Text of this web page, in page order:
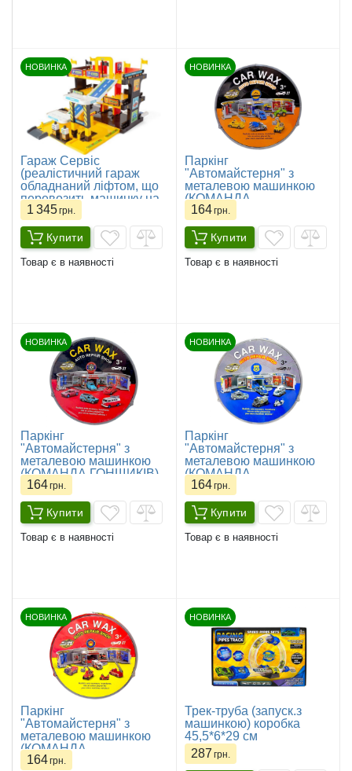
НОВИНКА
Гараж Сервіс
(реалістичний гараж
обладнаний ліфтом, що
перевозить машинку на
потрібний поверх,
рампою, авто мийкою,
автозаправкою,
станцією
техобслуговування і
1 345грн.
Купити
Товар є в наявності
НОВИНКА
Паркінг
"Автомайстерня" з
металевою машинкою
(КОМАНДА
БУДІВЕЛЬНИКІВ)
164грн.
Купити
Товар є в наявності
НОВИНКА
Паркінг
"Автомайстерня" з
металевою машинкою
(КОМАНДА ГОНЩИКІВ)
164грн.
Купити
Товар є в наявності
НОВИНКА
Паркінг
"Автомайстерня" з
металевою машинкою
(КОМАНДА
ПОЛІЦЕЙСЬКИХ)
164грн.
Купити
Товар є в наявності
НОВИНКА
Паркінг
"Автомайстерня" з
металевою машинкою
(КОМАНДА
ПОЖЕЖНИКІВ)
164грн.
НОВИНКА
Трек-труба (запуск.з
машинкою) коробка
45,5*6*29 см
287 грн.